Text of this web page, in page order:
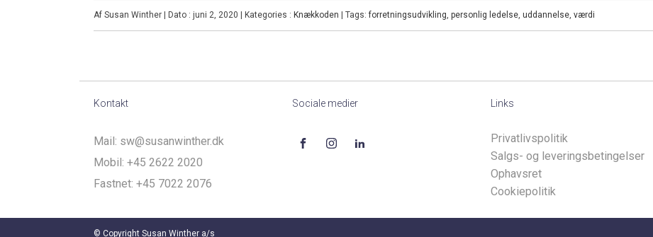
Af Susan Winther | Dato : juni 2, 2020 | Kategories : Knækkoden | Tags:forretningsudvikling, personlig ledelse, uddannelse, værdi
Kontakt
Mail: sw@susanwinther.dk
Mobil: +45 2622 2020
Fastnet: +45 7022 2076
Sociale medier Links
Privatlivspolitik
Salgs- og leveringsbetingelser
Ophavsret
Cookiepolitik
© Copyright Susan Winther a/s